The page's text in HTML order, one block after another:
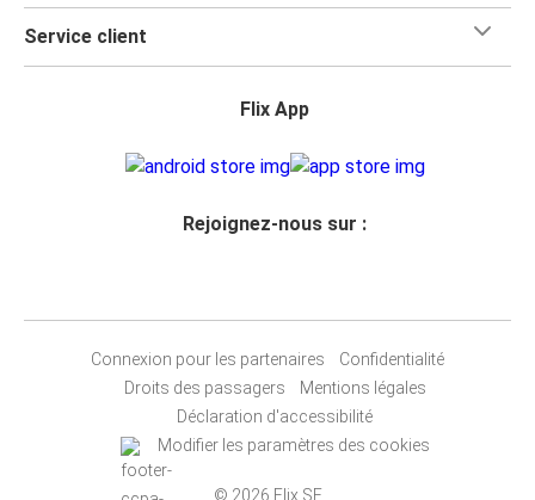
Service client
Flix App
Rejoignez-nous sur :
Connexion pour les partenaires
Confidentialité
Droits des passagers
Mentions légales
Déclaration d'accessibilité
Modifier les paramètres des cookies
© 2026 Flix SE